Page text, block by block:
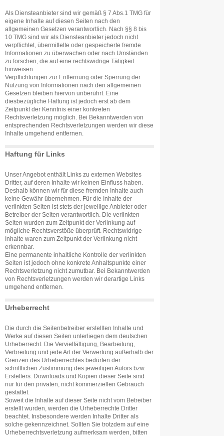
Als Diensteanbieter sind wir gemäß § 7 Abs.1 TMG für
eigene Inhalte auf diesen Seiten nach den
allgemeinen Gesetzen verantwortlich. Nach §§ 8 bis
10 TMG sind wir als Diensteanbieter jedoch nicht
verpflichtet, übermittelte oder gespeicherte fremde
Informationen zu überwachen oder nach Umständen
zu forschen, die auf eine rechtswidrige Tätigkeit
hinweisen.
Verpflichtungen zur Entfernung oder Sperrung der
Nutzung von Informationen nach den allgemeinen
Gesetzen bleiben hiervon unberührt. Eine
diesbezügliche Haftung ist jedoch erst ab dem
Zeitpunkt der Kenntnis einer konkreten
Rechtsverletzung möglich. Bei Bekanntwerden von
entsprechenden Rechtsverletzungen werden wir diese
Inhalte umgehend entfernen.
Haftung für Links
Unser Angebot enthält Links zu externen Websites
Dritter, auf deren Inhalte wir keinen Einfluss haben.
Deshalb können wir für diese fremden Inhalte auch
keine Gewähr übernehmen. Für die Inhalte der
verlinkten Seiten ist stets der jeweilige Anbieter oder
Betreiber der Seiten verantwortlich. Die verlinkten
Seiten wurden zum Zeitpunkt der Verlinkung auf
mögliche Rechtsverstöße überprüft. Rechtswidrige
Inhalte waren zum Zeitpunkt der Verlinkung nicht
erkennbar.
Eine permanente inhaltliche Kontrolle der verlinkten
Seiten ist jedoch ohne konkrete Anhaltspunkte einer
Rechtsverletzung nicht zumutbar. Bei Bekanntwerden
von Rechtsverletzungen werden wir derartige Links
umgehend entfernen.
Urheberrecht
Die durch die Seitenbetreiber erstellten Inhalte und
Werke auf diesen Seiten unterliegen dem deutschen
Urheberrecht. Die Vervielfältigung, Bearbeitung,
Verbreitung und jede Art der Verwertung außerhalb der
Grenzen des Urheberrechtes bedürfen der
schriftlichen Zustimmung des jeweiligen Autors bzw.
Erstellers. Downloads und Kopien dieser Seite sind
nur für den privaten, nicht kommerziellen Gebrauch
gestattet.
Soweit die Inhalte auf dieser Seite nicht vom Betreiber
erstellt wurden, werden die Urheberrechte Dritter
beachtet. Insbesondere werden Inhalte Dritter als
solche gekennzeichnet. Sollten Sie trotzdem auf eine
Urheberrechtsverletzung aufmerksam werden, bitten